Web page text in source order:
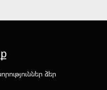
ձեր